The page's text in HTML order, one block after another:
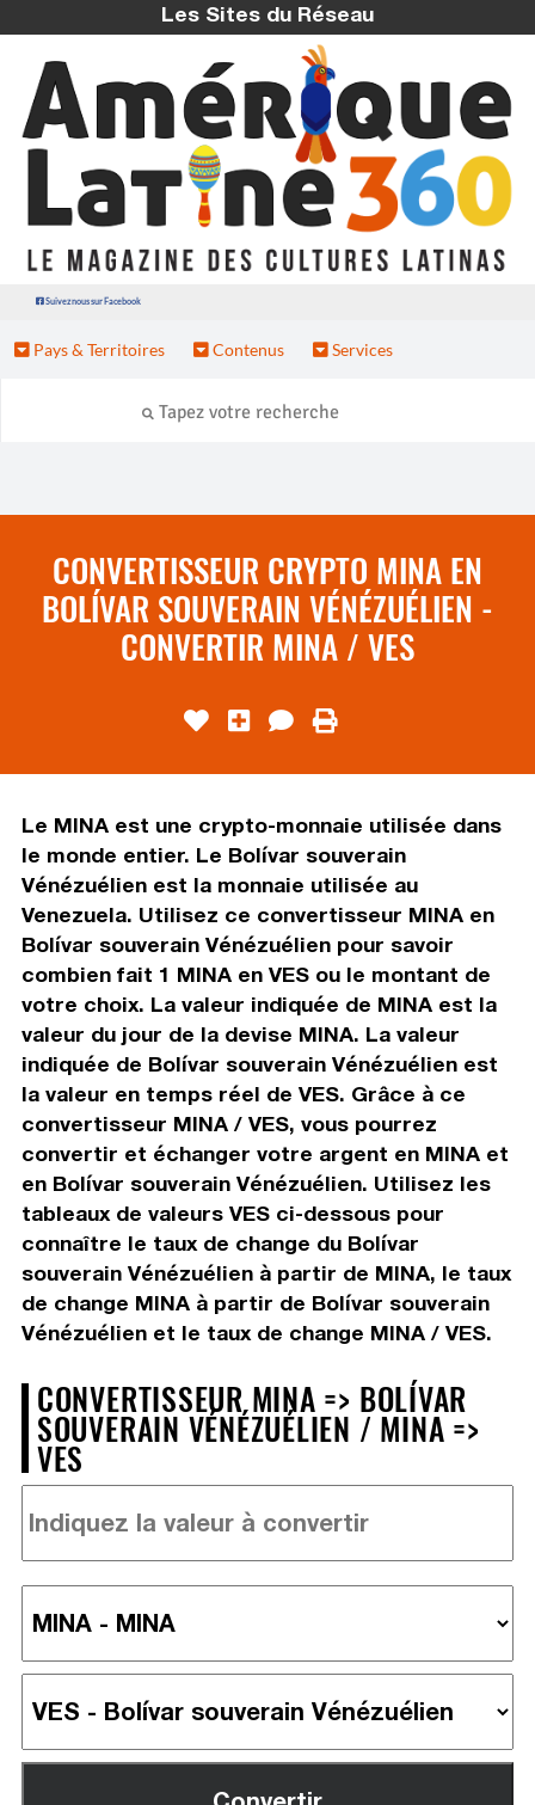
Les Sites du Réseau
Suivez nous sur Facebook
Pays & Territoires Contenus Services
CONVERTISSEUR CRYPTO MINA EN
BOLÍVAR SOUVERAIN VÉNÉZUÉLIEN -
CONVERTIR MINA / VES
Le MINA est une crypto-monnaie utilisée dans
le monde entier. Le Bolívar souverain
Vénézuélien est la monnaie utilisée au
Venezuela. Utilisez ce convertisseur MINA en
Bolívar souverain Vénézuélien pour savoir
combien fait 1 MINA en VES ou le montant de
votre choix. La valeur indiquée de MINA est la
valeur du jour de la devise MINA. La valeur
indiquée de Bolívar souverain Vénézuélien est
la valeur en temps réel de VES. Grâce à ce
convertisseur MINA / VES, vous pourrez
convertir et échanger votre argent en MINA et
en Bolívar souverain Vénézuélien. Utilisez les
tableaux de valeurs VES ci-dessous pour
connaître le taux de change du Bolívar
souverain Vénézuélien à partir de MINA, le taux
de change MINA à partir de Bolívar souverain
Vénézuélien et le taux de change MINA / VES.
CONVERTISSEUR MINA => BOLÍVAR
SOUVERAIN VÉNÉZUÉLIEN / MINA =>
VES